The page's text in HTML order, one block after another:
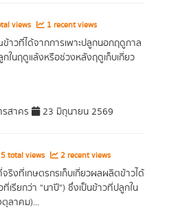
views 1 recent views
วที่ได้จากการเพาะปลูกนอกฤดูกาล
ในฤดูแล้งหรือช่วงหลังฤดูเก็บเกี่ยว
สาคร 23 มิถุนายน 2569
5 total views 2 recent views
ริงที่เกษตรกรเก็บเกี่ยวผลผลิตข้าวได้
เรียกว่า "นาปี") ซึ่งเป็นข้าวที่ปลูกใน
ลาคม)...